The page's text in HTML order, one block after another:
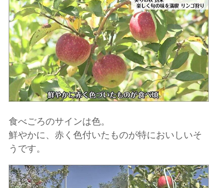
食べごろのサインは色。
鮮やかに、赤く色付いたものが特においしいそ
うです。